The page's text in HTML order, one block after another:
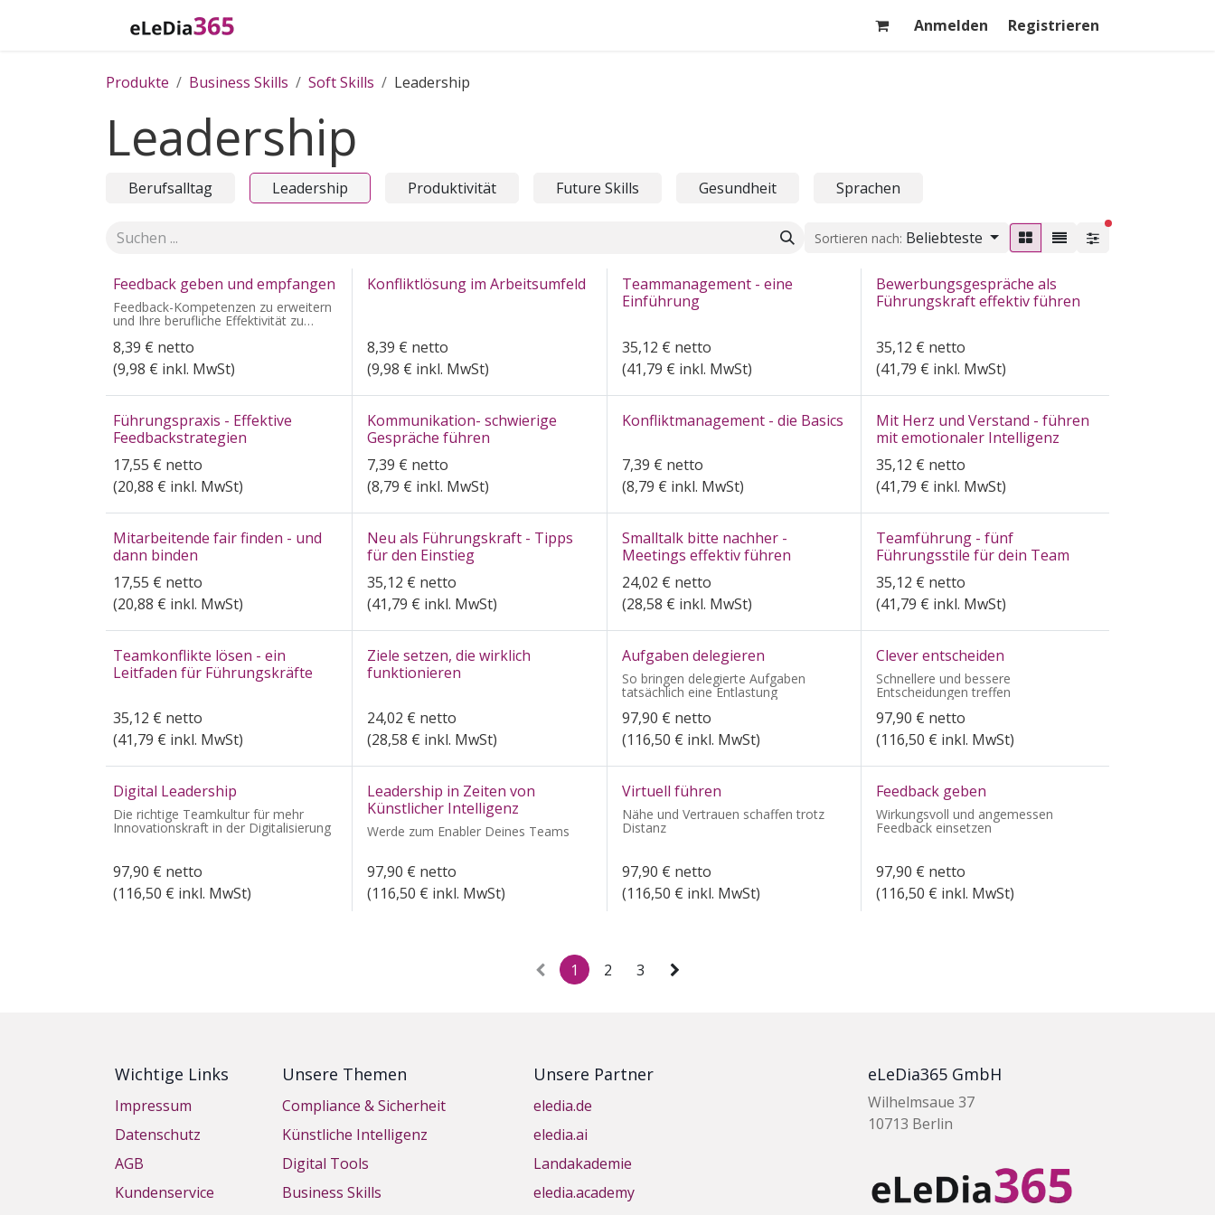
Anmelden Registrieren
Produkte Business Skills Soft Skills Leadership
Leadership
Berufsalltag Leadership Produktivität Future Skills Gesundheit Sprachen
Sortieren nach: Beliebteste aktive Filter
Feedback geben und empfangen
Feedback-Kompetenzen zu erweitern
und Ihre berufliche Effektivität zu
8,39 € netto
(9,98 € inkl. MwSt)
Konfliktlösung im Arbeitsumfeld
8,39 € netto
(9,98 € inkl. MwSt)
Teammanagement - eine
Einführung
35,12 € netto
(41,79 € inkl. MwSt)
Bewerbungsgespräche als
Führungskraft effektiv führen
35,12 € netto
(41,79 € inkl. MwSt)
Führungspraxis - Effektive
Feedbackstrategien
17,55 € netto
(20,88 € inkl. MwSt)
Kommunikation- schwierige
Gespräche führen
7,39 € netto
(8,79 € inkl. MwSt)
Konfliktmanagement - die Basics
7,39 € netto
(8,79 € inkl. MwSt)
Mit Herz und Verstand - führen
mit emotionaler Intelligenz
35,12 € netto
(41,79 € inkl. MwSt)
Mitarbeitende fair finden - und
dann binden
17,55 € netto
(20,88 € inkl. MwSt)
Neu als Führungskraft - Tipps
für den Einstieg
35,12 € netto
(41,79 € inkl. MwSt)
Smalltalk bitte nachher -
Meetings effektiv führen
24,02 € netto
(28,58 € inkl. MwSt)
Teamführung - fünf
Führungsstile für dein Team
35,12 € netto
(41,79 € inkl. MwSt)
Teamkonflikte lösen - ein
Leitfaden für Führungskräfte
35,12 € netto
(41,79 € inkl. MwSt)
Ziele setzen, die wirklich
funktionieren
24,02 € netto
(28,58 € inkl. MwSt)
Aufgaben delegieren
So bringen delegierte Aufgaben
tatsächlich eine Entlastung
97,90 € netto
(116,50 € inkl. MwSt)
Clever entscheiden
Schnellere und bessere
Entscheidungen treffen
97,90 € netto
(116,50 € inkl. MwSt)
Digital Leadership
Die richtige Teamkultur für mehr
Innovationskraft in der Digitalisierung
97,90 € netto
(116,50 € inkl. MwSt)
Leadership in Zeiten von
Künstlicher Intelligenz
Werde zum Enabler Deines Teams
97,90 € netto
(116,50 € inkl. MwSt)
Virtuell führen
Nähe und Vertrauen schaffen trotz
Distanz
97,90 € netto
(116,50 € inkl. MwSt)
Feedback geben
Wirkungsvoll und angemessen
Feedback einsetzen
97,90 € netto
(116,50 € inkl. MwSt)
1 2 3
Wichtige Links
Impressum
Datenschutz
AGB
Kundenservice
Unsere Themen
Compliance & Sicherheit
Künstliche Intelligenz
Digital Tools
Business Skills
Unsere Partner
eledia.de
eledia.ai
Landakademie
eledia.academy
eLeDia365 GmbH
Wilhelmsaue 37
10713 Berlin